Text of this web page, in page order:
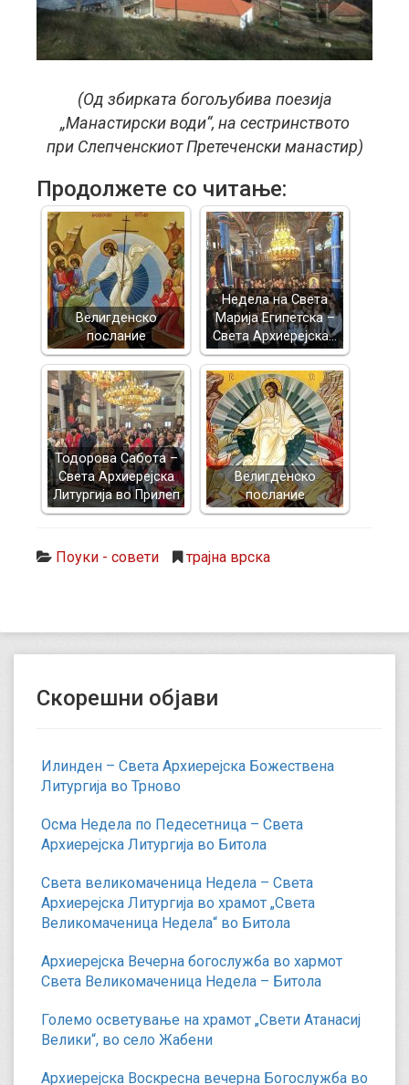
(Од збирката богољубива поезија
„Манастирски води“, на сестринството
при Слепченскиот Претеченски манастир)
Продолжете со читање:
Велигденско
послание
Недела на Света
Марија Египетска –
Света Архиерејска…
Тодорова Сабота –
Света Архиерејска
Литургија во Прилеп
Велигденско
послание
Поуки - совети трајна врска
Скорешни објави
Илинден – Света Архиерејска Божествена
Литургија во Трново
Осма Недела по Педесетница – Света
Архиерејска Литургија во Битола
Света великомаченица Недела – Света
Архиерејска Литургија во храмот „Света
Великомаченица Недела“ во Битола
Архиерејска Вечерна богослужба во хармот
Света Великомаченица Недела – Битола
Големо осветување на храмот „Свети Атанасиј
Велики“, во село Жабени
Архиерејска Воскресна вечерна Богослужба во